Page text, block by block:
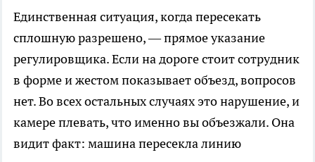
Единственная ситуация, когда пересекать
сплошную разрешено, — прямое указание
регулировщика. Если на дороге стоит сотрудник
в форме и жестом показывает объезд, вопросов
нет. Во всех остальных случаях это нарушение, и
камере плевать, что именно вы объезжали. Она
видит факт: машина пересекла линию